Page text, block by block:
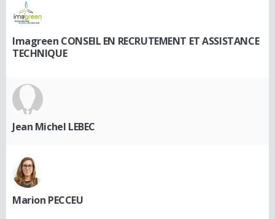
Imagreen CONSEIL EN RECRUTEMENT ET ASSISTANCE
TECHNIQUE
Jean Michel LEBEC
Marion PECCEU